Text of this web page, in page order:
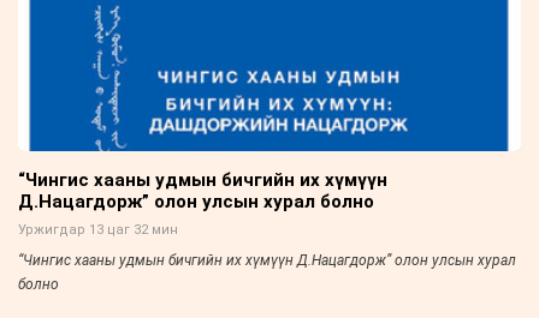
“Чингис хааны удмын бичгийн их хүмүүн
Д.Нацагдорж” олон улсын хурал болно
Уржигдар 13 цаг 32 мин
“Чингис хааны удмын бичгийн их хүмүүн Д.Нацагдорж” олон улсын хурал
болно